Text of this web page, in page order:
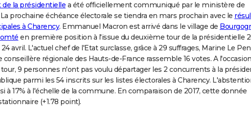
de la présidentielle a été officiellement communiqué par le ministère de
prochaine échéance électorale se tiendra en mars prochain avec le
à Charency. Emmanuel Macron est arrivé dans le village de
en première position à l'issue du deuxième tour de la présidentielle
avril. L'actuel chef de l'Etat surclasse, grâce à 29 suffrages, Marine Le
conseillère régionale des Hauts-de-France rassemble 16 votes. A
9 personnes n'ont pas voulu départager les 2 concurrents à la
parmi les 54 inscrits sur les listes électorales à Charency.
à 17% à l'échelle de la commune. En comparaison de 2017, cette donnée
(+1.78 point).